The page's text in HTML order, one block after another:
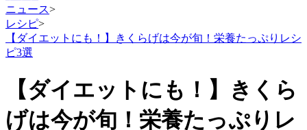
ニュース>
レシピ>
【ダイエットにも！】きくらげは今が旬！栄養たっぷりレシ
ピ3選
【ダイエットにも！】きくら
げは今が旬！栄養たっぷりレ